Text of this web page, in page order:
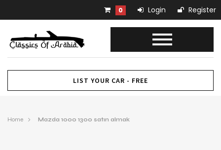
0 Login Register
LIST YOUR CAR - FREE
Home Mazda 1000 1300 satın almak